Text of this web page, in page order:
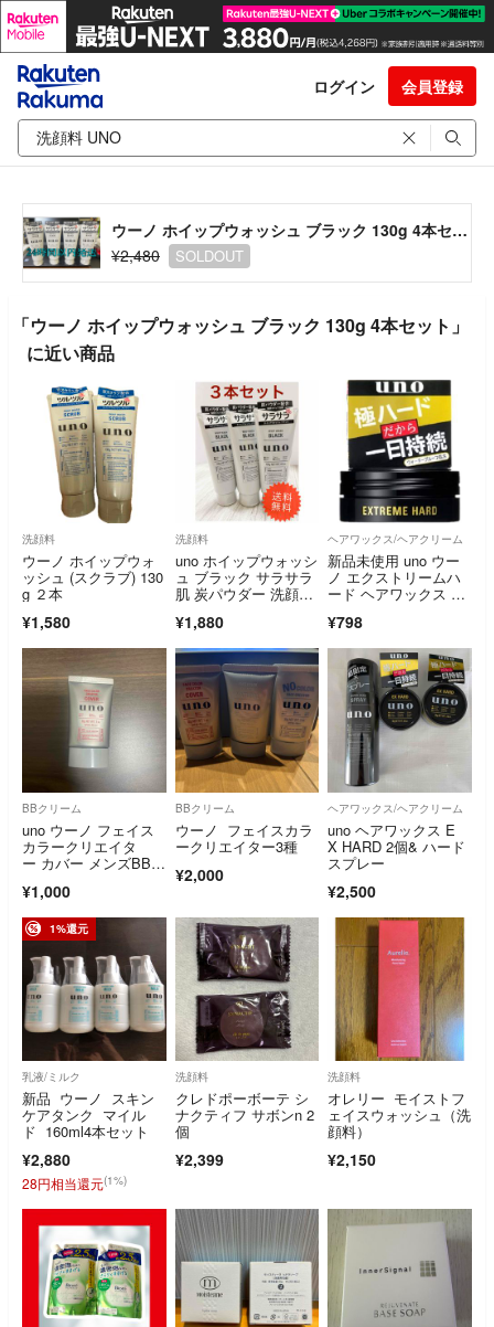
ログイン 会員登録
ウーノ ホイップウォッシュ ブラック 130g 4本セット
¥2,480
SOLDOUT
「ウーノ ホイップウォッシュ ブラック 130g 4本セット」
に近い商品
洗顔料
ウーノ ホイップウォ
ッシュ (スクラブ) 130
g ２本
¥1,580
洗顔料
uno ホイップウォッシ
ュ ブラック サラサラ
肌 炭パウダー 洗顔
¥1,880
ヘアワックス/ヘアクリーム
新品未使用 uno ウー
ノ エクストリームハ
ード ヘアワックス 15
¥798
BBクリーム
uno ウーノ フェイス
カラークリエイタ
ー カバー メンズBBク
¥1,000
BBクリーム
ウーノ フェイスカラ
ークリエイター3種
¥2,000
ヘアワックス/ヘアクリーム
uno ヘアワックス E
X HARD 2個& ハード
スプレー
¥2,500
1%還元
乳液/ミルク
新品 ウーノ スキン
ケアタンク マイル
ド 160ml4本セット
¥2,880
28円相当還元(1%)
洗顔料
クレドポーボーテ シ
ナクティフ サボンn 2
個
¥2,399
洗顔料
オレリー モイストフ
ェイスウォッシュ（洗
顔料）
¥2,150